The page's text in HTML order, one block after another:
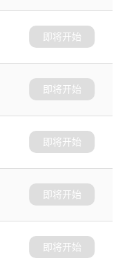
即将开始
即将开始
即将开始
即将开始
即将开始